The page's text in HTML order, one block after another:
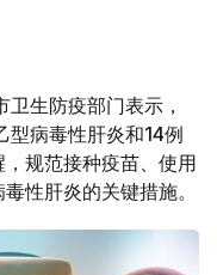
卫生防疫部门表示，
型病毒性肝炎和14例
规范接种疫苗、使用
性肝炎的关键措施。